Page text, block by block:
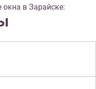
в Зарайске: